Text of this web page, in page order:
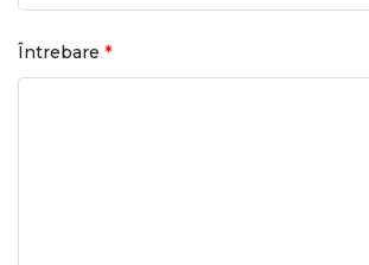
Întrebare *